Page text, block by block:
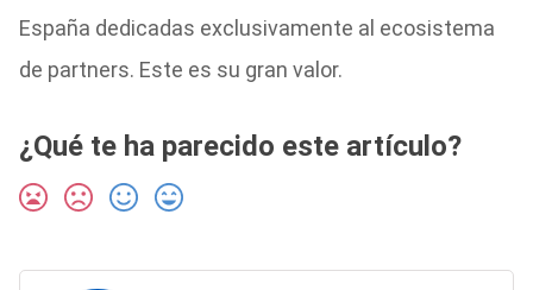
España dedicadas exclusivamente al ecosistema
de partners. Este es su gran valor.
¿Qué te ha parecido este artículo?